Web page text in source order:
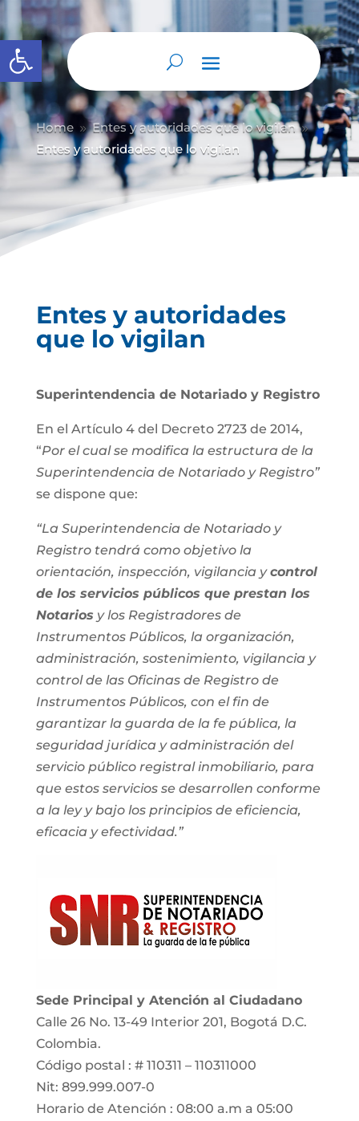
Abrir barra de herramientas
Home 9 Entes y autoridades que lo vigilan 9
Entes y autoridades que lo vigilan
Entes y autoridades
que lo vigilan
Superintendencia de Notariado y Registro
En el Artículo 4 del Decreto 2723 de 2014,
“Por el cual se modifica la estructura de la
Superintendencia de Notariado y Registro”
se dispone que:
“La Superintendencia de Notariado y
Registro tendrá como objetivo la
orientación, inspección, vigilancia ycontrol
de los servicios públicos que prestan los
Notarios y los Registradores de
Instrumentos Públicos, la organización,
administración, sostenimiento, vigilancia y
control de las Oficinas de Registro de
Instrumentos Públicos, con el fin de
garantizar la guarda de la fe pública, la
seguridad jurídica y administración del
servicio público registral inmobiliario, para
que estos servicios se desarrollen conforme
a la ley y bajo los principios de eficiencia,
eficacia y efectividad.”
Sede Principal y Atención al Ciudadano
Calle 26 No. 13-49 Interior 201, Bogotá D.C.
Colombia.
Código postal : # 110311 – 110311000
Nit: 899.999.007-0
Horario de Atención : 08:00 a.m a 05:00